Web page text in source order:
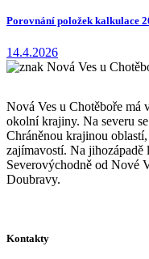
Porovnání položek kalkulace
14.4.2026
Nová Ves u Chotěboře má
okolní krajiny. Na severu
Chráněnou krajinou
zajímavostí. Na
Severovýchodně od Nové
Doubravy.
Kontakty